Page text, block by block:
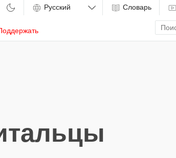
Словарь
Enter
search
term